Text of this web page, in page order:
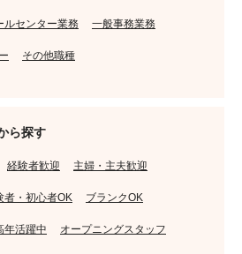
ルセンター業務 一般事務業務
その他職種
ら探す
経験者歓迎 主婦・主夫歓迎
者・初心者OK ブランクOK
年活躍中 オープニングスタッフ